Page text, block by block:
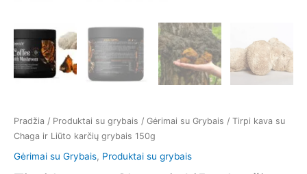
Pradžia / Produktai su grybais / Gėrimai su Grybais / Tirpi kava su
Chaga ir Liūto karčių grybais 150g
Gėrimai su Grybais, Produktai su grybais